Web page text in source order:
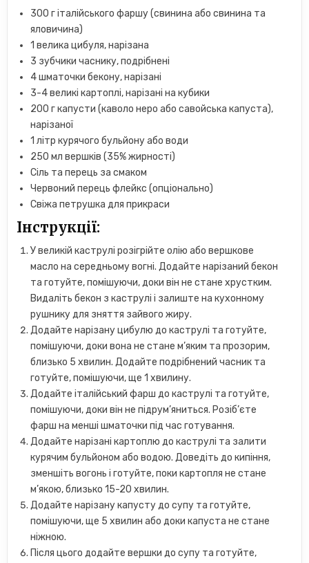
300 г італійського фаршу (свинина або свинина та
яловичина)
1 велика цибуля, нарізана
3 зубчики часнику, подрібнені
4 шматочки бекону, нарізані
3-4 великі картоплі, нарізані на кубики
200 г капусти (каволо неро або савойська капуста),
нарізаної
1 літр курячого бульйону або води
250 мл вершків (35% жирності)
Сіль та перець за смаком
Червоний перець флейкс (опціонально)
Свіжа петрушка для прикраси
Інструкції:
У великій каструлі розігрійте олію або вершкове
масло на середньому вогні. Додайте нарізаний бекон
та готуйте, помішуючи, доки він не стане хрустким.
Видаліть бекон з каструлі і залиште на кухонному
рушнику для зняття зайвого жиру.
Додайте нарізану цибулю до каструлі та готуйте,
помішуючи, доки вона не стане м’яким та прозорим,
близько 5 хвилин. Додайте подрібнений часник та
готуйте, помішуючи, ще 1 хвилину.
Додайте італійський фарш до каструлі та готуйте,
помішуючи, доки він не підрум’яниться. Розіб’єте
фарш на менші шматочки під час готування.
Додайте нарізані картоплю до каструлі та залити
курячим бульйоном або водою. Доведіть до кипіння,
зменшіть вогонь і готуйте, поки картопля не стане
м’якою, близько 15-20 хвилин.
Додайте нарізану капусту до супу та готуйте,
помішуючи, ще 5 хвилин або доки капуста не стане
ніжною.
Після цього додайте вершки до супу та готуйте,